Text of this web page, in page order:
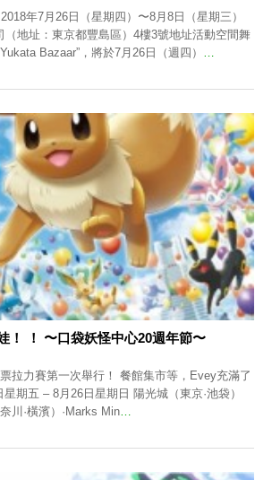
年7月26日（星期四）〜8月8日（星期三）
（地址：東京都豐島區）4樓3號地址活動空間舞
Bazaar”，將於7月26日（週四） …
！ ！ 〜口袋妖怪中心20週年節〜
拉力賽第一次舉行！ 餐館集市等，Evey充滿了
期五 – 8月26日星期日 陽光城（東京·池袋）
川·橫濱）·Marks Min